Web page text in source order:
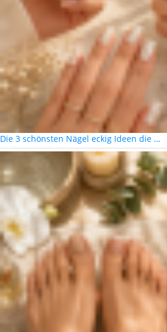
Die 3 schönsten Nägel eckig Ideen die …